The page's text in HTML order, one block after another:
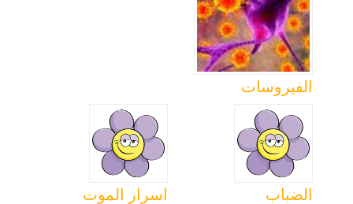
الفيروسات
اسرار الموت الضباب